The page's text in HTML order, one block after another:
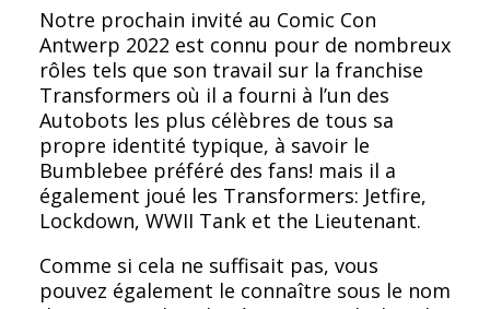
Notre prochain invité au Comic Con
Antwerp 2022 est connu pour de nombreux
rôles tels que son travail sur la franchise
Transformers où il a fourni à l’un des
Autobots les plus célèbres de tous sa
propre identité typique, à savoir le
Bumblebee préféré des fans! mais il a
également joué les Transformers: Jetfire,
Lockdown, WWII Tank et the Lieutenant.
Comme si cela ne suffisait pas, vous
pouvez également le connaître sous le nom